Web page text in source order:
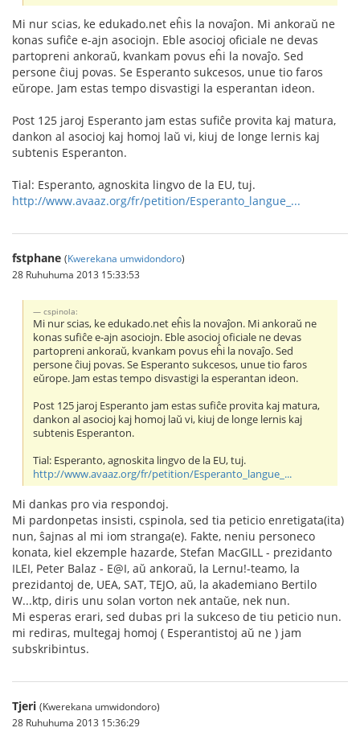
Mi nur scias, ke edukado.net eĥis la novaĵon. Mi ankoraŭ ne
konas sufiĉe e-ajn asociojn. Eble asocioj oficiale ne devas
partopreni ankoraŭ, kvankam povus eĥi la novaĵo. Sed
persone ĉiuj povas. Se Esperanto sukcesos, unue tio faros
eŭrope. Jam estas tempo disvastigi la esperantan ideon.
Post 125 jaroj Esperanto jam estas sufiĉe provita kaj matura,
dankon al asocioj kaj homoj laŭ vi, kiuj de longe lernis kaj
subtenis Esperanton.
Tial: Esperanto, agnoskita lingvo de la EU, tuj.
http://www.avaaz.org/fr/petition/Esperanto_langue_...
fstphane (Kwerekana umwidondoro)
28 Ruhuhuma 2013 15:33:53
cspinola:
Mi nur scias, ke edukado.net eĥis la novaĵon. Mi ankoraŭ ne
konas sufiĉe e-ajn asociojn. Eble asocioj oficiale ne devas
partopreni ankoraŭ, kvankam povus eĥi la novaĵo. Sed
persone ĉiuj povas. Se Esperanto sukcesos, unue tio faros
eŭrope. Jam estas tempo disvastigi la esperantan ideon.
Post 125 jaroj Esperanto jam estas sufiĉe provita kaj matura,
dankon al asocioj kaj homoj laŭ vi, kiuj de longe lernis kaj
subtenis Esperanton.
Tial: Esperanto, agnoskita lingvo de la EU, tuj.
http://www.avaaz.org/fr/petition/Esperanto_langue_...
Mi dankas pro via respondoj.
Mi pardonpetas insisti, cspinola, sed tia peticio enretigata(ita)
nun, ŝajnas al mi iom stranga(e). Fakte, neniu personeco
konata, kiel ekzemple hazarde, Stefan MacGILL - prezidanto
ILEI, Peter Balaz - E@I, aŭ ankoraŭ, la Lernu!-teamo, la
prezidantoj de, UEA, SAT, TEJO, aŭ, la akademiano Bertilo
W...ktp, diris unu solan vorton nek antaŭe, nek nun.
Mi esperas erari, sed dubas pri la sukceso de tiu peticio nun.
mi rediras, multegaj homoj ( Esperantistoj aŭ ne ) jam
subskribintus.
Tjeri (Kwerekana umwidondoro)
28 Ruhuhuma 2013 15:36:29